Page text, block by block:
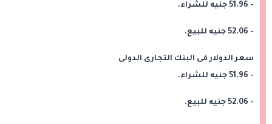
- 51.96 جنيه للشراء.
- 52.06 جنيه للبيع.
سعر الدولار فى البنك التجارى الدولى
- 51.96 جنيه للشراء.
- 52.06 جنيه للبيع.